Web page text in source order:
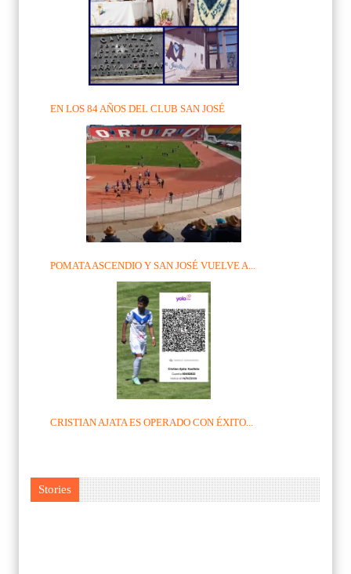
EN LOS 84 AÑOS DEL CLUB SAN JOSÉ
POMATA ASCENDIO Y SAN JOSÉ VUELVE A...
CRISTIAN AJATA ES OPERADO CON ÉXITO...
Stories